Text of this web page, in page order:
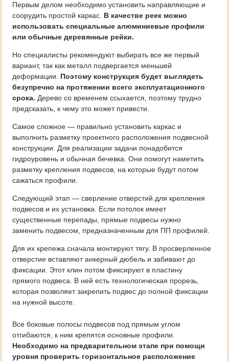
Первым делом необходимо установить направляющие и
соорудить простой каркас. В качестве реек можно
использовать специальные алюминиевые профили
или обычные деревянные рейки.
Но специалисты рекомендуют выбирать все же первый
вариант, так как металл подвергается меньшей
деформации. Поэтому конструкция будет выглядеть
безупречно на протяжении всего эксплуатационного
срока. Дерево со временем ссыхается, поэтому трудно
предсказать, к чему это может привести.
Самое сложное — правильно установить каркас и
выполнить разметку проектного расположения подвесной
конструкции. Для реализации задачи понадобится
гидроуровень и обычная бечевка. Они помогут наметить
разметку крепления подвесов, на которые будут потом
сажаться профили.
Следующий этап — сверление отверстий для крепления
подвесов и их установка. Если потолок имеет
существенные перепады, прямые подвесы нужно
заменить подвесом, предназначенным для ПП профилей.
Для их крепежа сначала монтируют тягу. В просверленное
отверстие вставляют анкерный дюбель и забивают до
фиксации. Этот клин потом фиксируют в пластину
прямого подвеса. В ней есть технологическая прорезь,
которая позволяет закрепить подвес до полной фиксации
на нужной высоте.
Все боковые полосы подвесов под прямым углом
отгибаются, к ним крепятся основные профили.
Необходимо на предварительном этапе при помощи
уровня проверить горизонтальное расположение